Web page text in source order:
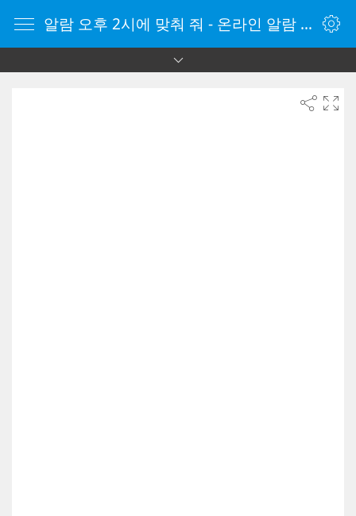
알람 오후 2시에 맞춰 줘 - 온라인 알람 시계 - 자명종 온라인 - 온라인 자명종